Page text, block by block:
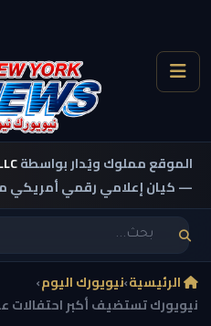
الموقع مملوك ويُدار بواسطة
— كيان إعلامي رقمي أمريكي
الرئيسية›نيويورك اليوم›
نيويورك تستضيف أكبر احتفالات